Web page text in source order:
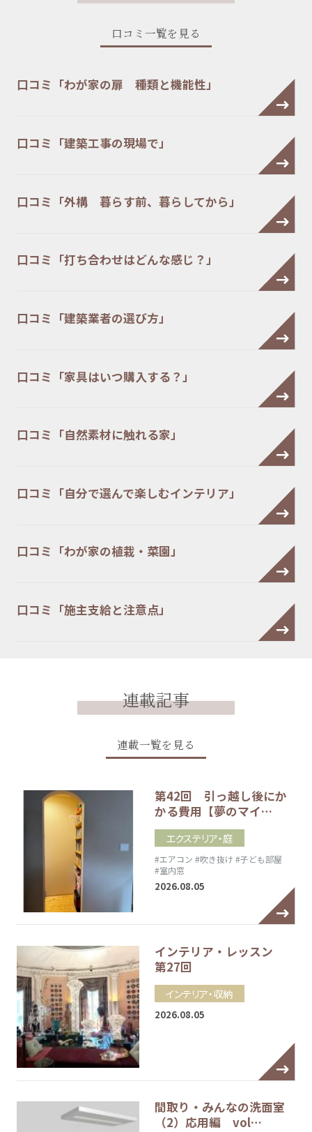
口コミ一覧を見る
口コミ「わが家の扉 種類と機能性」
口コミ「建築工事の現場で」
口コミ「外構 暮らす前、暮らしてから」
口コミ「打ち合わせはどんな感じ？」
口コミ「建築業者の選び方」
口コミ「家具はいつ購入する？」
口コミ「自然素材に触れる家」
口コミ「自分で選んで楽しむインテリア」
口コミ「わが家の植栽・菜園」
口コミ「施主支給と注意点」
連載記事
連載一覧を見る
第42回 引っ越し後にか
かる費用【夢のマイ…
エクステリア・庭
#エアコン #吹き抜け #子ども部屋
#室内窓
2026.08.05
インテリア・レッスン
第27回
インテリア・収納
2026.08.05
間取り・みんなの洗面室
（2）応用編 vol…